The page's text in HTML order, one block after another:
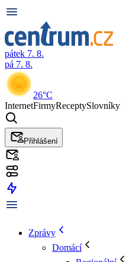
pátek 7. 8.
pá 7. 8.
26°C
InternetFirmyReceptySlovníky
Přihlášení
Zprávy
Domácí